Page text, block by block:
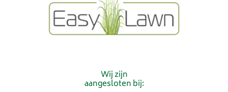
Wij zijn
aangesloten bij: